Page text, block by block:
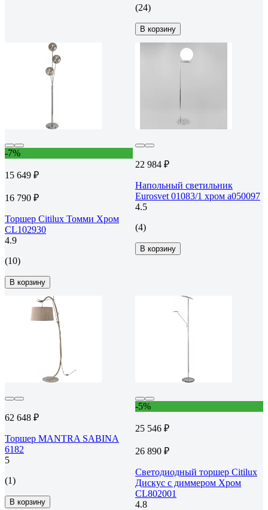
(24)
В корзину
-7%
15 649 ₽
16 790 ₽
Торшер Citilux Томми Хром
CL102930
4.9
(10)
В корзину
22 984 ₽
Напольный светильник
Eurosvet 01083/1 хром a050097
4.5
(4)
В корзину
62 648 ₽
Торшер MANTRA SABINA
6182
5
(1)
В корзину
-5%
25 546 ₽
26 890 ₽
Светодиодный торшер Citilux
Дискус с диммером Хром
CL802001
4.8